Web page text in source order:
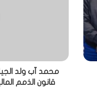
محمد آب ولد
قانون الذمم